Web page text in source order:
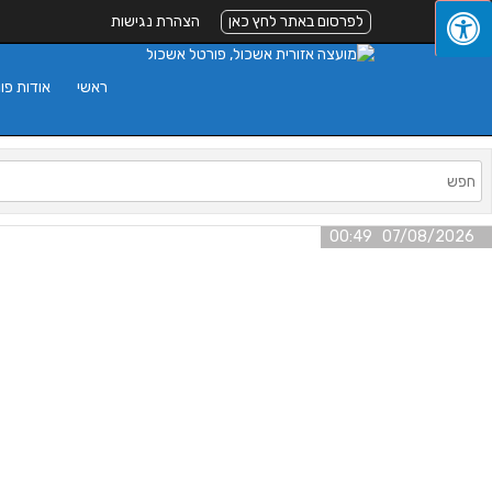
לפרסום באתר לחץ כאן הצהרת נגישות
אודות ראשי
07/08/2026 00:49